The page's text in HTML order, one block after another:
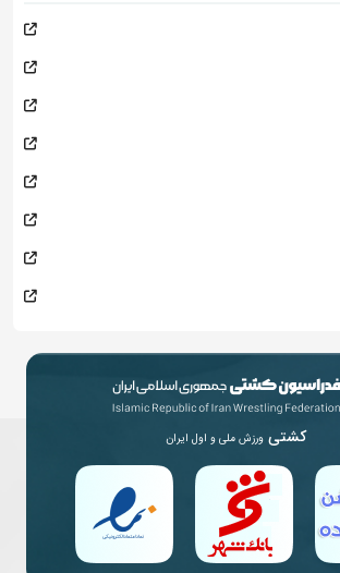
کشتی ورزش ملی و اول ایران